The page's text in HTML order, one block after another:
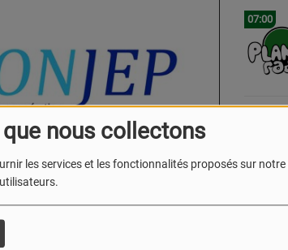
nous collectons
les services et les fonctionnalités proposés sur notre
07:00